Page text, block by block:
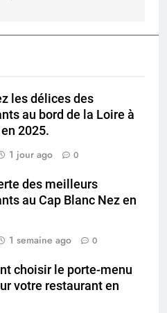
les délices des
au bord de la Loire à
2025.
1 jour ago 0
des meilleurs
au Cap Blanc Nez en
1 semaine ago 0
choisir le porte-menu
votre restaurant en